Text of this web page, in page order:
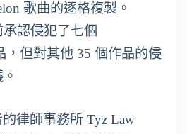
歌曲的逐格複製。
認侵犯了七個
，但對其他 35 個作品的侵
律師事務所 Tyz Law